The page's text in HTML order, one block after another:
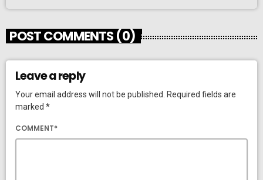
POST COMMENTS (0)
Leave a reply
Your email address will not be published. Required fields are
marked *
COMMENT*